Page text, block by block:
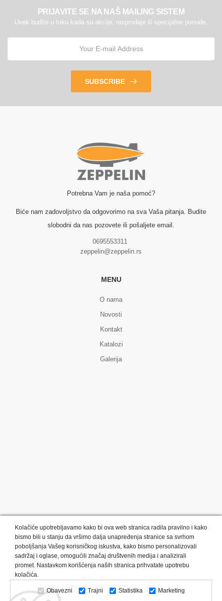
PRIJAVITE SE NA NAŠ MAILING SISTEM
Uvek budite u toku kada su akcije, rasprodaje ili specijalne ponude.
SUBSCRIBE
Potrebna Vam je naša pomoć?
Biće nam zadovoljstvo da odgovorimo na sva Vaša pitanja. Budite
slobodni da nas pozovete ili pošaljete email.
0695553311
zeppelin@zeppelin.rs
MENU
O nama
Novosti
Kontakt
Katalozi
Galerija
Kategorije proizvoda: Olovke i markeri
Privesci i trakice
Upaljači
USB Tehnologija Tekstil
Kačketi i kape
Notesi i rokovnici
Kancelarija Satovi
Kišobrani
Kolačiće upotrebljavamo kako bi ova web stranica radila pravilno i kako
bismo bili u stanju da vršimo dalja unapređenja stranice sa svrhom
poboljšanja Vašeg korisničkog iskustva, kako bismo personalizovali
sadržaj i oglase, omogućili značaj društvenih medija i analizirali
promet. Nastavkom korišćenja naših stranica prihvatate upotrebu
kolačića.
Obavezni Trajni Statistika Marketing